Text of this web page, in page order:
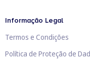
Informação Legal
Termos e Condições
Política de Proteção de